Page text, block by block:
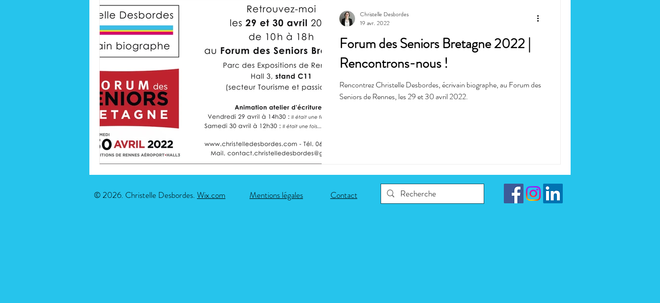
Rédaction web SEO Atelier d'écriture
Forum des Seniors Bretagne 2022 |
Rencontrons-nous !
Rencontrez Christelle Desbordes, écrivain biographe, au Forum des
Seniors de Rennes, les 29 et 30 avril 2022.
Christelle Desbordes
19 avr. 2022
© 2026. Christelle Desbordes. Wix.com Mentions légales Contact